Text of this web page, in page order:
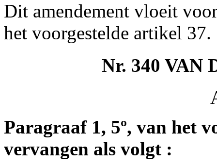
Dit amendement vloeit
het voorgestelde artikel 37.
Nr. 340 VAN
Paragraaf 1, 5º, van het
vervangen als volgt :